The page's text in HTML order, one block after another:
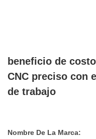
beneficio de
CNC preciso con
de trabajo
Nombre De La Marca: